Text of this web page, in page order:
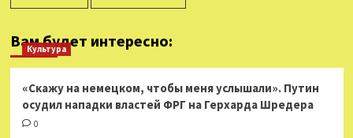
Вам будет интересно:
Культура
«Скажу на немецком, чтобы меня услышали». Путин
осудил нападки властей ФРГ на Герхарда Шредера
0